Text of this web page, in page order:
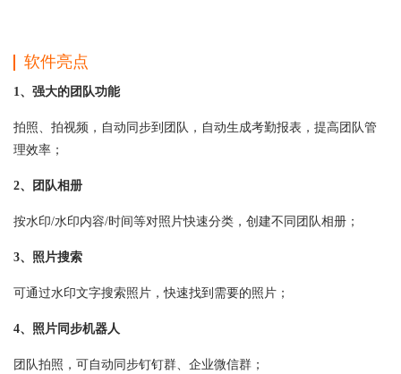
软件亮点
1、强大的团队功能
拍照、拍视频，自动同步到团队，自动生成考勤报表，提高团队管
理效率；
2、团队相册
按水印/水印内容/时间等对照片快速分类，创建不同团队相册；
3、照片搜索
可通过水印文字搜索照片，快速找到需要的照片；
4、照片同步机器人
团队拍照，可自动同步钉钉群、企业微信群；